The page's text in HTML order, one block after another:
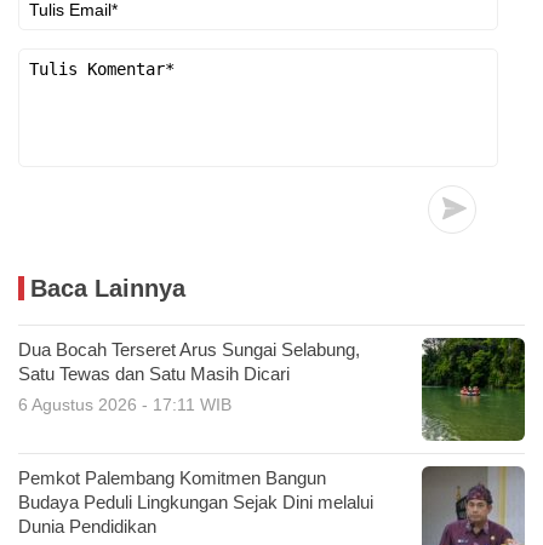
Baca Lainnya
Dua Bocah Terseret Arus Sungai Selabung,
Satu Tewas dan Satu Masih Dicari
6 Agustus 2026 - 17:11 WIB
Pemkot Palembang Komitmen Bangun
Budaya Peduli Lingkungan Sejak Dini melalui
Dunia Pendidikan